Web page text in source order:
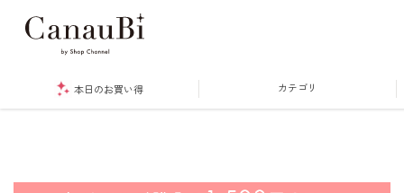
本日のお買い得 カテゴリ